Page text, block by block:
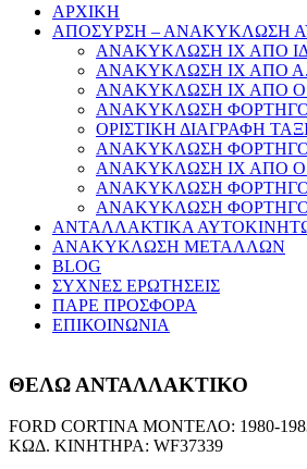
ΑΡΧΙΚΗ
ΑΠΟΣΥΡΣΗ – ΑΝΑΚΥΚΛΩΣΗ
ΑΝΑΚΥΚΛΩΣΗ ΙΧ ΑΠΟ
ΑΝΑΚΥΚΛΩΣΗ ΙΧ ΑΠΟ
ΑΝΑΚΥΚΛΩΣΗ ΙΧ ΑΠΟ
ΑΝΑΚΥΚΛΩΣΗ
ΟΡΙΣΤΙΚΗ ΔΙΑΓΡΑΦΗ
ΑΝΑΚΥΚΛΩΣΗ
ΑΝΑΚΥΚΛΩΣΗ ΙΧ ΑΠΟ
ΑΝΑΚΥΚΛΩΣΗ
ΑΝΑΚΥΚΛΩΣΗ
ΑΝΤΑΛΛΑΚΤΙΚΑ
ΑΝΑΚΥΚΛΩΣΗ ΜΕΤΑΛΛΩΝ
BLOG
ΣΥΧΝΕΣ ΕΡΩΤΗΣΕΙΣ
ΠΑΡΕ ΠΡΟΣΦΟΡΑ
ΕΠΙΚΟΙΝΩΝΙΑ
ΘΕΛΩ ΑΝΤΑΛΛΑΚΤΙΚΟ
FORD CORTINA ΜΟΝΤΕΛΟ: 1980-
ΚΩΔ. ΚΙΝΗΤΗΡΑ: WF37339